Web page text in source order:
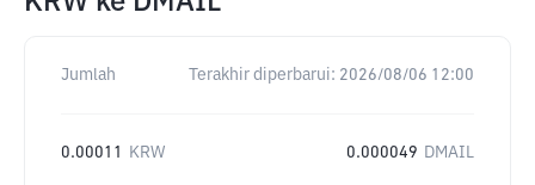
Jumlah Terakhir diperbarui: 2026/08/06 12:00
0.00011 KRW 0.000049 DMAIL